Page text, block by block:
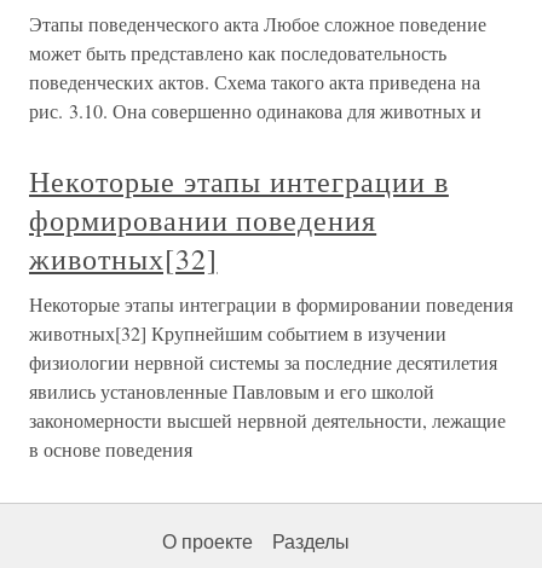
Этапы поведенческого акта Любое сложное поведение
может быть представлено как последовательность
поведенческих актов. Схема такого акта приведена на
рис. 3.10. Она совершенно одинакова для животных и
Некоторые этапы интеграции в
формировании поведения
животных[32]
Некоторые этапы интеграции в формировании поведения
животных[32] Крупнейшим событием в изучении
физиологии нервной системы за последние десятилетия
явились установленные Павловым и его школой
закономерности высшей нервной деятельности, лежащие
в основе поведения
О проекте Разделы